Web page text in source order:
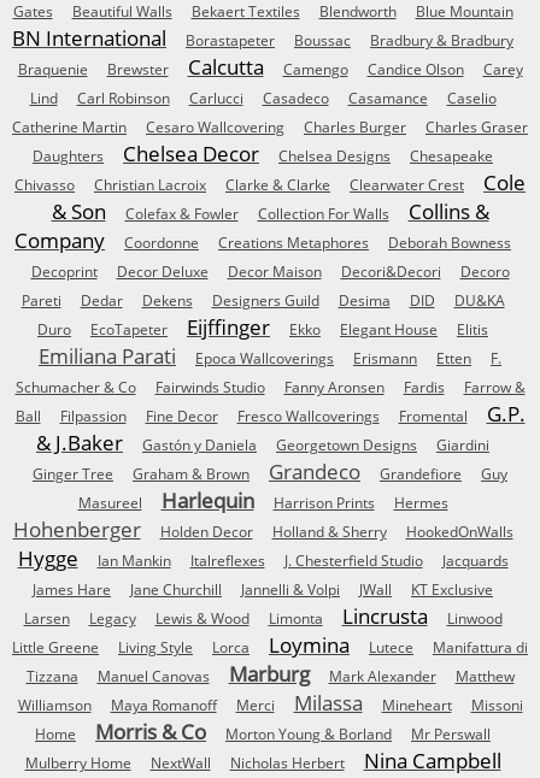
Gates
Beautiful Walls Bekaert Textiles Blendworth Blue Mountain
BN International Borastapeter Boussac
Bradbury & Bradbury
Braquenie
Brewster Calcutta Camengo Candice Olson
Carey
Lind
Carl Robinson Carlucci Casadeco Casamance
Caselio
Catherine Martin
Cesaro Wallcovering Charles Burger
Charles Graser
Daughters
Chelsea Decor Chelsea Designs
Chesapeake
Chivasso
Christian Lacroix Clarke & Clarke Clearwater Crest
Cole
& Son
Colefax & Fowler Collection For Walls
Collins &
Company
Coordonne Creations Metaphores
Deborah Bowness
Decoprint
Decor Deluxe Decor Maison Decori&Decori
Decoro
Pareti
Dedar Dekens Designers Guild Desima DID
DU&KA
Duro
EcoTapeter Eijffinger Ekko Elegant House Elitis
Emiliana Parati Epoca Wallcoverings Erismann Etten
F.
Schumacher & Co
Fairwinds Studio Fanny Aronsen Fardis
Farrow &
Ball
Filpassion Fine Decor Fresco Wallcoverings Fromental
G.P.
& J.Baker
Gastón y Daniela Georgetown Designs
Giardini
Ginger Tree
Graham & Brown Grandeco Grandefiore
Guy
Masureel
Harlequin Harrison Prints Hermes
Hohenberger Holden Decor Holland & Sherry HookedOnWalls
Hygge Ian Mankin Italreflexes J. Chesterfield Studio
Jacquards
James Hare
Jane Churchill Jannelli & Volpi JWall
KT Exclusive
Larsen
Legacy Lewis & Wood Limonta Lincrusta
Linwood
Little Greene
Living Style Lorca Loymina Lutece
Manifattura di
Tizzana
Manuel Canovas Marburg Mark Alexander
Matthew
Williamson
Maya Romanoff Merci Milassa Mineheart
Missoni
Home
Morris & Co Morton Young & Borland
Mr Perswall
Mulberry Home
NextWall Nicholas Herbert Nina Campbell